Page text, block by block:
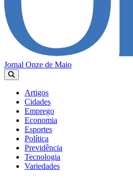
Jornal Onze de Maio
Artigos
Cidades
Emprego
Economia
Esportes
Política
Previdência
Tecnologia
Variedades